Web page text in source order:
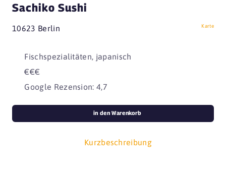
Sachiko Sushi
10623 Berlin Karte
Fischspezialitäten, japanisch
€€€
Google Rezension: 4,7
Kurzbeschreibung
in den Warenkorb